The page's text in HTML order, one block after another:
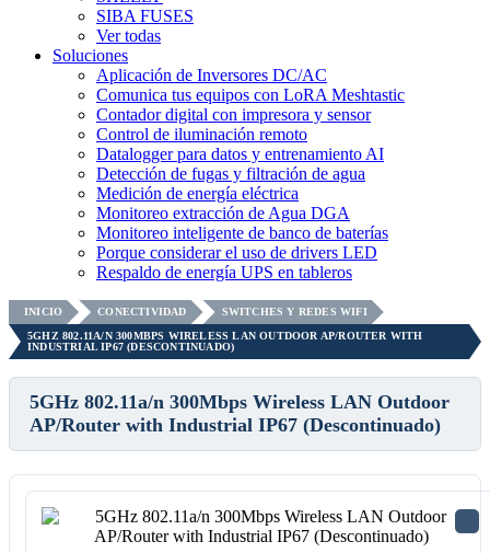
SIBA FUSES
Ver todas
Soluciones
Aplicación de Inversores DC/AC
Comunica tus equipos con LoRA Meshtastic
Contador digital con impresora y sensor
Control de iluminación remoto
Datalogger para datos y entrenamiento AI
Detección de fugas y filtración de agua
Medición de energía eléctrica
Monitoreo extracción de Agua DGA
Monitoreo inteligente de banco de baterías
Porque considerar el uso de drivers LED
Respaldo de energía UPS en tableros
INICIO CONECTIVIDAD
SWITCHES Y REDES WIFI
5GHZ 802.11A/N 300MBPS WIRELESS LAN OUTDOOR AP/ROUTER WITH
INDUSTRIAL IP67 (DESCONTINUADO)
5GHz 802.11a/n 300Mbps Wireless LAN Outdoor
AP/Router with Industrial IP67 (Descontinuado)